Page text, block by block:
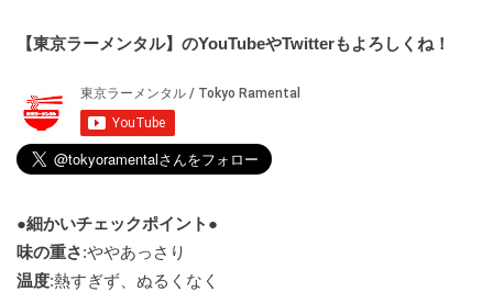
【東京ラーメンタル】のYouTubeやTwitterもよろしくね！
●細かいチェックポイント●
味の重さ:ややあっさり
温度:熱すぎず、ぬるくなく